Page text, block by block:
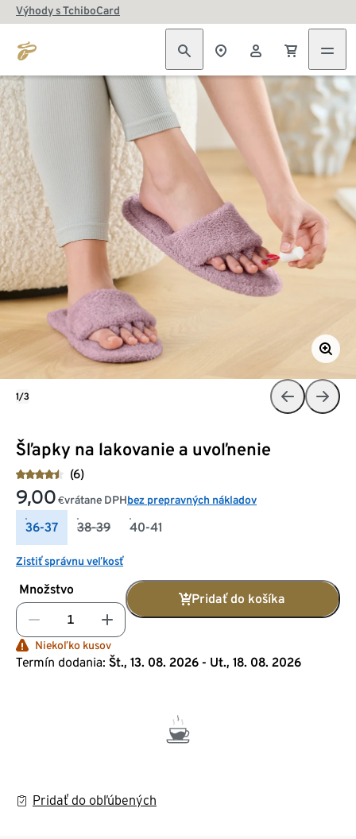
Výhody s TchiboCard
Šľapky na lakovanie a uvoľnenie
(6)
9,00 €vrátane DPHbez prepravných nákladov
36-37 38-39 40-41
Zistiť správnu veľkosť
Množstvo
Pridať do košíka
Niekoľko kusov
Termín dodania: Št., 13. 08. 2026 - Ut., 18. 08. 2026
Pridať do obľúbených
1/3